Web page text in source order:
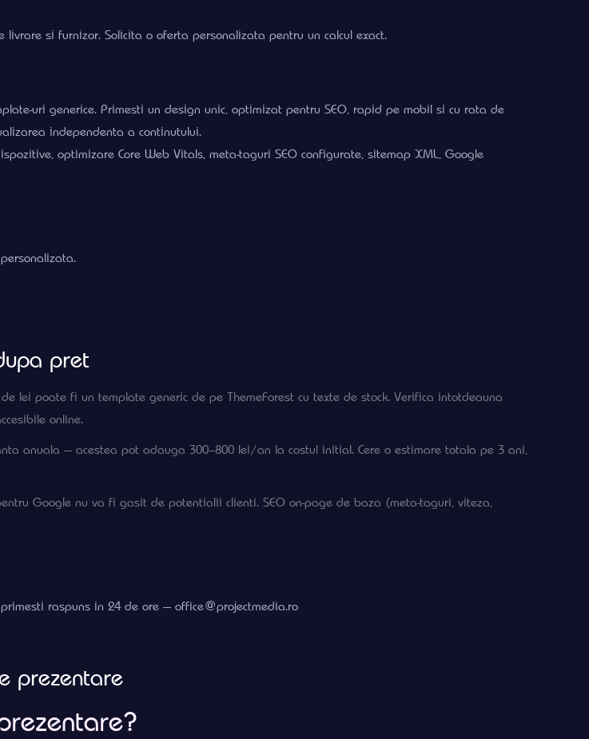
si furnizor. Solicita o oferta personalizata pentru un calcul exact.
uri generice. Primesti un design unic, optimizat pentru SEO, rapid pe mobil si cu rata de
independenta a continutului.
optimizare Core Web Vitals, meta-taguri SEO configurate, sitemap XML, Google
pret
lei poate fi un template generic de pe ThemeForest cu texte de stock. Verifica intotdeauna
online.
anuala — acestea pot adauga 300–800 lei/an la costul initial. Cere o estimare totala pe 3 ani,
Google nu va fi gasit de potentialii clienti. SEO on-page de baza (meta-taguri, viteza,
raspuns in 24 de ore — office@projectmedia.ro
prezentare